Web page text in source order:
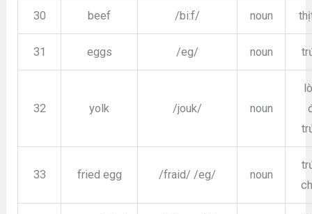
30 beef /bi:f/ noun
31 eggs /eg/ noun
32 yolk /jouk/ noun
33 fried egg /fraid/ /eg/ noun